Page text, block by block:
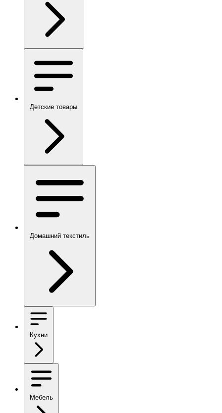
Детские товары
Домашний текстиль
Кухни
Мебель